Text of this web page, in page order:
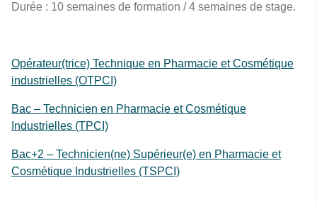
Durée : 10 semaines de formation / 4 semaines de stage.
Opérateur(trice) Technique en Pharmacie et Cosmétique
industrielles (OTPCI)
Bac – Technicien en Pharmacie et Cosmétique
Industrielles (TPCI)
Bac+2 – Technicien(ne) Supérieur(e) en Pharmacie et
Cosmétique Industrielles (TSPCI)